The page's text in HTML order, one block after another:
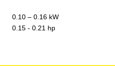
​0.10 – 0.16 kW​
0.15 - 0.21 hp​